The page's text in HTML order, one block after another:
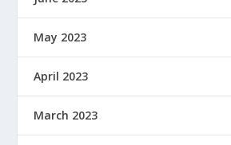
May 2023
April 2023
March 2023